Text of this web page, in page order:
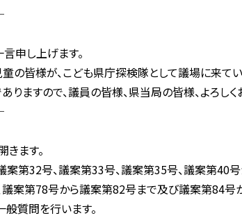
申し上げます。
の皆様が、こども県庁探検隊として議場に来て
ますので、議員の皆様、県当局の皆様、よろしく
ます。
案第32号、議案第33号、議案第35号、議案第40
案第78号から議案第82号まで及び議案第84号
質問を行います。